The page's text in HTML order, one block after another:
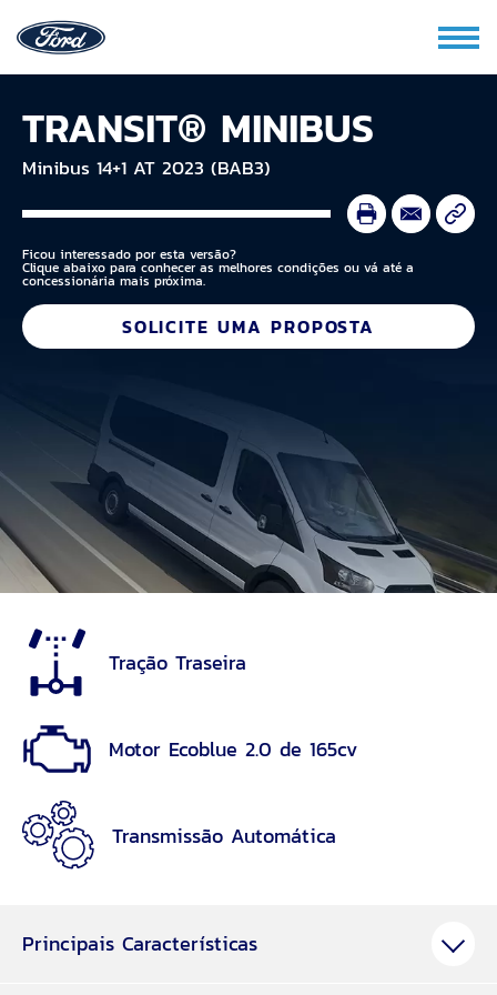
TRANSIT® MINIBUS
Minibus 14+1 AT 2023 (BAB3)
Ficou interessado por esta versão?
Clique abaixo para conhecer as melhores condições ou vá até a
concessionária mais próxima.
SOLICITE UMA PROPOSTA
Tração Traseira
Motor Ecoblue 2.0 de 165cv
Transmissão Automática
Principais Características